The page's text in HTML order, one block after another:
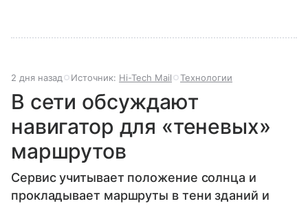
2 дня назад Источник: Hi-Tech Mail Технологии
В сети обсуждают
навигатор для «теневых»
маршрутов
Сервис учитывает положение солнца и
прокладывает маршруты в тени зданий и